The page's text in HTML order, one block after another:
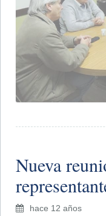
Nueva
hace 12 años